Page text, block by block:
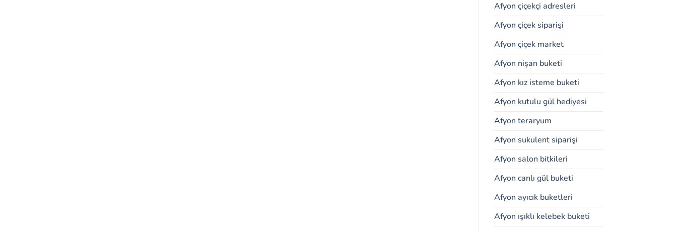
Afyon çiçekçi adresleri
Afyon çiçek siparişi
Afyon çiçek market
Afyon nişan buketi
Afyon kız isteme buketi
Afyon kutulu gül hediyesi
Afyon teraryum
Afyon sukulent siparişi
Afyon salon bitkileri
Afyon canlı gül buketi
Afyon ayıcık buketleri
Afyon ışıklı kelebek buketi